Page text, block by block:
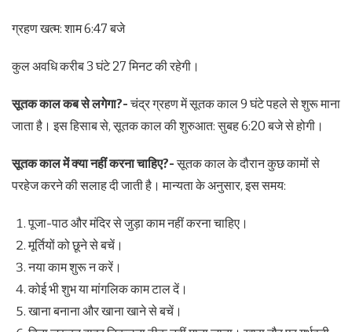
ग्रहण खत्म: शाम 6:47 बजे
कुल अवधि करीब 3 घंटे 27 मिनट की रहेगी।
सूतक काल कब से लगेगा?-चंद्र ग्रहण में सूतक काल 9 घंटे पहले से शुरू माना
जाता है। इस हिसाब से, सूतक काल की शुरुआत: सुबह 6:20 बजे से होगी।
सूतक काल में क्या नहीं करना चाहिए?-सूतक काल के दौरान कुछ कामों से
परहेज करने की सलाह दी जाती है। मान्यता के अनुसार, इस समय:
पूजा-पाठ और मंदिर से जुड़ा काम नहीं करना चाहिए।
मूर्तियों को छूने से बचें।
नया काम शुरू न करें।
कोई भी शुभ या मांगलिक काम टाल दें।
खाना बनाना और खाना खाने से बचें।